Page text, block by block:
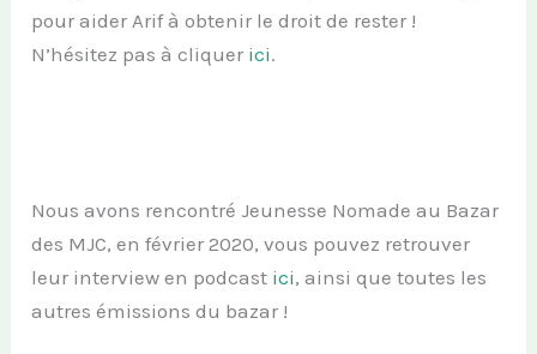
pour aider Arif à obtenir le droit de rester !
N’hésitez pas à cliquer ici.
Nous avons rencontré Jeunesse Nomade au Bazar
des MJC, en février 2020, vous pouvez retrouver
leur interview en podcast ici, ainsi que toutes les
autres émissions du bazar !